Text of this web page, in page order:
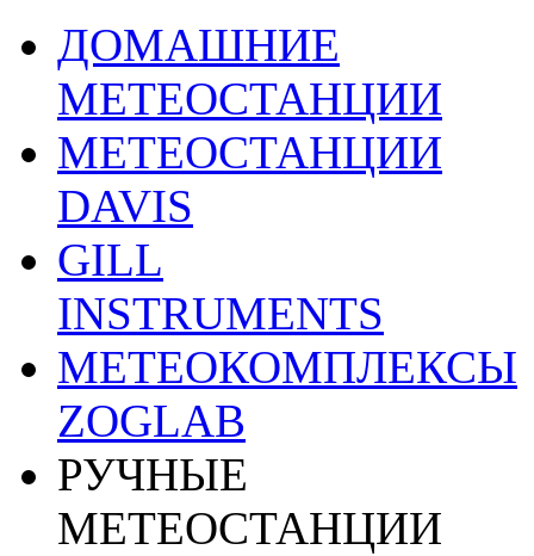
ДОМАШНИЕ
МЕТЕОСТАНЦИИ
МЕТЕОСТАНЦИИ
DAVIS
GILL
INSTRUMENTS
МЕТЕОКОМПЛЕКСЫ
ZOGLAB
РУЧНЫЕ
МЕТЕОСТАНЦИИ